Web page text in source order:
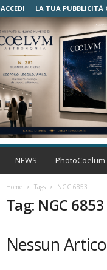
ACCEDI LA TUA PUBBLICITÀ
NEWS PhotoCoelum
Home Tags NGC 6853
Tag: NGC 6853
Nessun